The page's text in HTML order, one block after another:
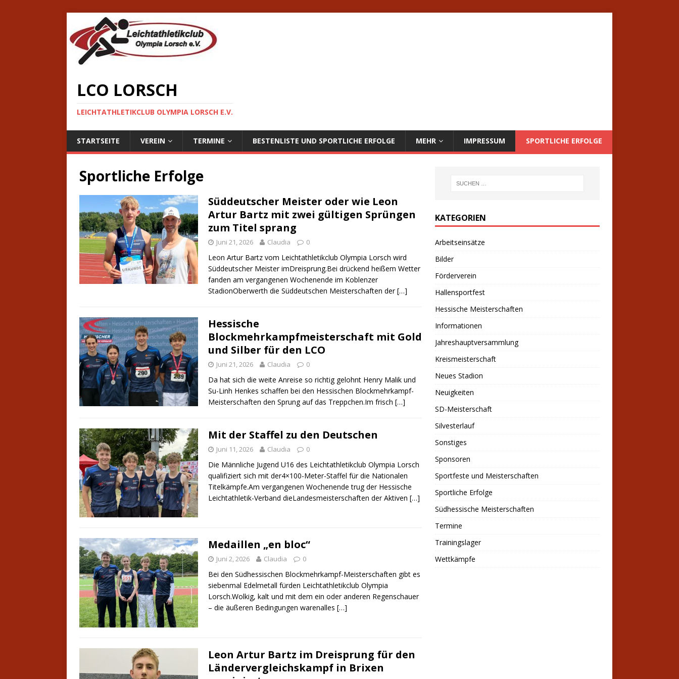
LCO LORSCH
LEICHTATHLETIKCLUB OLYMPIA LORSCH E.V.
STARTSEITE VEREIN TERMINE BESTENLISTE UND SPORTLICHE ERFOLGE MEHR IMPRESSUM SPORTLICHE ERFOLGE
Sportliche Erfolge
Süddeutscher Meister oder wie Leon
Artur Bartz mit zwei gültigen Sprüngen
zum Titel sprang
Juni 21, 2026 Claudia 0
Leon Artur Bartz vom Leichtathletikclub Olympia Lorsch wird
Süddeutscher Meister imDreisprung.Bei drückend heißem Wetter
fanden am vergangenen Wochenende im Koblenzer
StadionOberwerth die Süddeutschen Meisterschaften der[…]
Hessische
Blockmehrkampfmeisterschaft mit Gold
und Silber für den LCO
Juni 21, 2026 Claudia 0
Da hat sich die weite Anreise so richtig gelohnt Henry Malik und
Su-Linh Henkes schaffen bei den Hessischen Blockmehrkampf-
Meisterschaften den Sprung auf das Treppchen.Im frisch […]
Mit der Staffel zu den Deutschen
Juni 11, 2026 Claudia 0
Die Männliche Jugend U16 des Leichtathletikclub Olympia Lorsch
qualifiziert sich mit der4×100-Meter-Staffel für die Nationalen
Titelkämpfe.Am vergangenen Wochenende trug der Hessische
Leichtathletik-Verband dieLandesmeisterschaften der Aktiven […]
Medaillen „en bloc“
Juni 2, 2026 Claudia 0
Bei den Südhessischen Blockmehrkampf-Meisterschaften gibt es
siebenmal Edelmetall fürden Leichtathletikclub Olympia
Lorsch.Wolkig, kalt und mit dem ein oder anderen Regenschauer
– die äußeren Bedingungen warenalles […]
Leon Artur Bartz im Dreisprung für den
Ländervergleichskampf in Brixen
KATEGORIEN
Arbeitseinsätze
Bilder
Förderverein
Hallensportfest
Hessische Meisterschaften
Informationen
Jahreshauptversammlung
Kreismeisterschaft
Neues Stadion
Neuigkeiten
SD-Meisterschaft
Silvesterlauf
Sonstiges
Sponsoren
Sportfeste und Meisterschaften
Sportliche Erfolge
Südhessische Meisterschaften
Termine
Trainingslager
Wettkämpfe